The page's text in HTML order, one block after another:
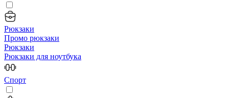
Рюкзаки
Промо рюкзаки
Рюкзаки
Рюкзаки для ноутбука
Спорт